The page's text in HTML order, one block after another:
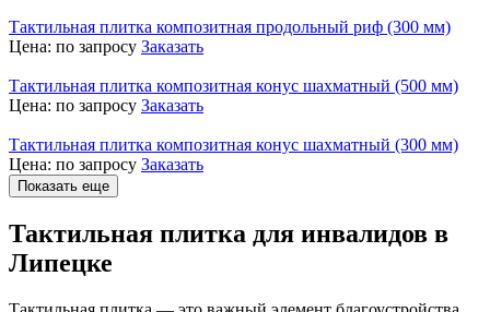
Тактильная плитка композитная продольный риф (300 мм)
Цена: по запросу Заказать
Тактильная плитка композитная конус шахматный (500 мм)
Цена: по запросу Заказать
Тактильная плитка композитная конус шахматный (300 мм)
Цена: по запросу Заказать
Показать еще
Тактильная плитка для инвалидов в
Липецке